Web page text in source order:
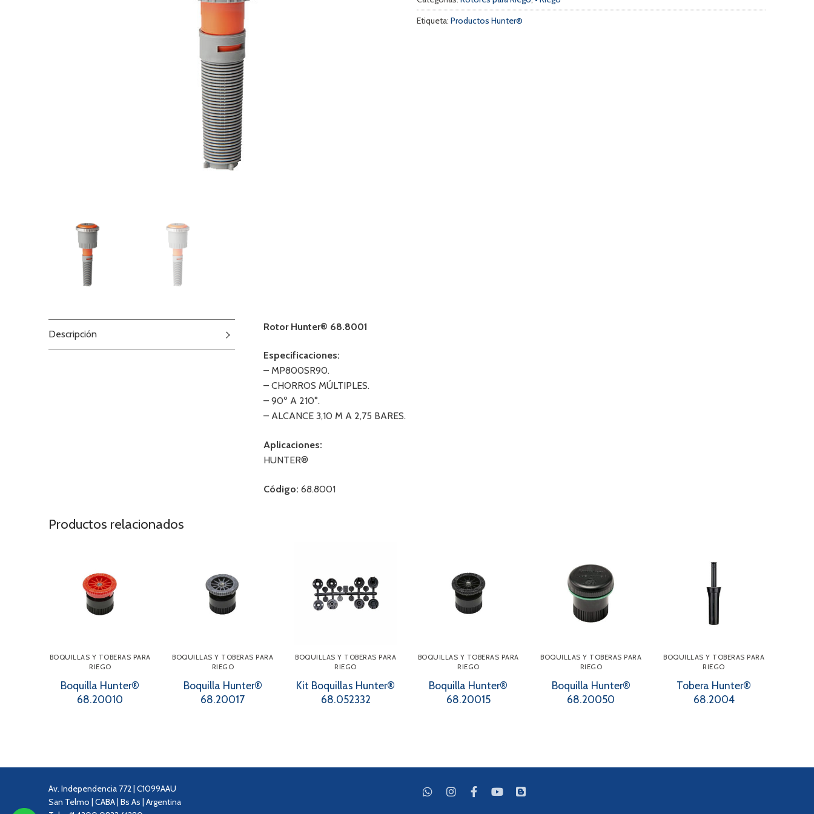
Servicio Técnico
Contacto
Búsqueda
de
productos
Etiqueta: Productos Hunter®
Descripción
Rotor Hunter® 68.8001
Especificaciones:
– MP800SR90.
– CHORROS MÚLTIPLES.
– 90º A 210°.
– ALCANCE 3,10 M A 2,75 BARES.
Aplicaciones:
HUNTER®
Código: 68.8001
Productos relacionados
BOQUILLAS Y TOBERAS PARA
RIEGO
Boquilla Hunter®
68.20010
BOQUILLAS Y TOBERAS PARA
RIEGO
Boquilla Hunter®
68.20017
BOQUILLAS Y TOBERAS PARA
RIEGO
Kit Boquillas Hunter®
68.052332
BOQUILLAS Y TOBERAS PARA
RIEGO
Boquilla Hunter®
68.20015
BOQUILLAS Y TOBERAS PARA
RIEGO
Boquilla Hunter®
68.20050
BOQUILLAS Y TOBERAS PARA
RIEGO
Tobera Hunter®
68.2004
Av. Independencia 772 | C1099AAU
San Telmo | CABA | Bs As | Argentina